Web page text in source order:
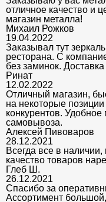
отличное качество и
магазин металла!
Михаил Рожков
19.04.2022
Заказывал тут
ресторана. С
без заминок. Доставка
Ринат
12.02.2022
Отличный магазин,
на некоторые
конкурентов.
самовывоза.
Алексей Пивоваров
28.12.2021
Всегда все в
качество товаров
Глеб Ш.
26.12.2021
Спасибо за
Ассортимент